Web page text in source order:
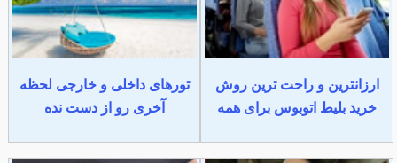
ارزانترین و راحت ترین روش
خرید بلیط اتوبوس برای همه
تورهای داخلی و خارجی لحظه
آخری رو از دست نده